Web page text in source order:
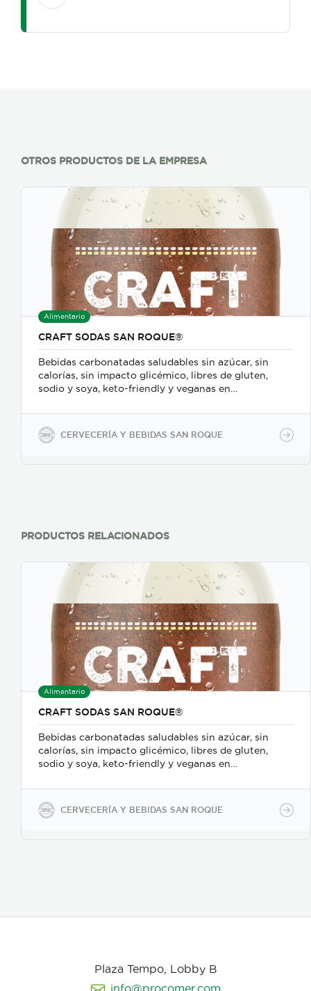
OTROS PRODUCTOS DE LA EMPRESA
Alimentario
CRAFT SODAS SAN ROQUE®
Bebidas carbonatadas saludables sin azúcar, sin
calorías, sin impacto glicémico, libres de gluten,
sodio y soya, keto-friendly y veganas en
en PET.
CERVECERÍA Y BEBIDAS SAN ROQUE
PRODUCTOS RELACIONADOS
Alimentario
CRAFT SODAS SAN ROQUE®
Bebidas carbonatadas saludables sin azúcar, sin
calorías, sin impacto glicémico, libres de gluten,
sodio y soya, keto-friendly y veganas en
en PET.
CERVECERÍA Y BEBIDAS SAN ROQUE
Plaza Tempo, Lobby B